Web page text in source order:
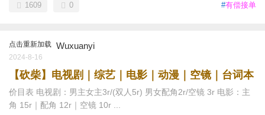
#有偿接单
1609 0
点击重新加载 Wuxuanyi
2024-8-16
【砍柴】电视剧｜综艺｜电影｜动漫｜空镜｜台词本
价目表 电视剧：男主女主3r/(双人5r) 男女配角2r/空镜 3r 电影：主
角 15r｜配角 12r｜空镜 10r ...